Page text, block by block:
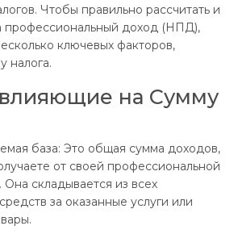
Чтобы правильно рассчитать и
профессиональный доход (НПД),
ключевых факторов,
налога.
на Сумму
база: Это общая сумма доходов,
от своей профессиональной
Она складывается из всех
за оказанные услуги или